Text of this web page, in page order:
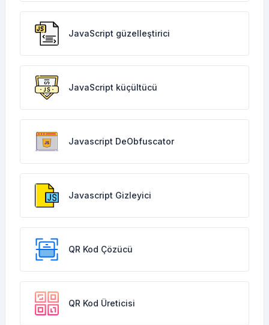
JavaScript güzelleştirici
JavaScript küçültücü
Javascript DeObfuscator
Javascript Gizleyici
QR Kod Çözücü
QR Kod Üreticisi